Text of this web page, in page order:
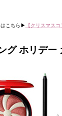
こちら▶︎
【クリスマス
グ ホリデ